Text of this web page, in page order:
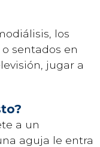
los
sentados en
jugar a
a un
aguja le entra